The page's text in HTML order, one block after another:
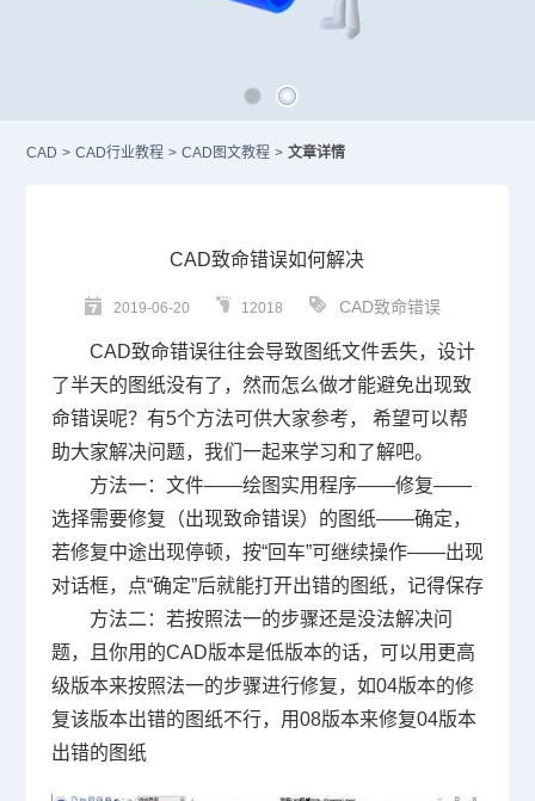
CAD > CAD行业教程 > CAD图文教程 > 文章详情
CAD致命错误如何解决
2019-06-20 12018 CAD致命错误
CAD致命错误往往会导致图纸文件丢失，设计
了半天的图纸没有了，然而怎么做才能避免出现致
命错误呢？有5个方法可供大家参考， 希望可以帮
助大家解决问题，我们一起来学习和了解吧。
方法一：文件——绘图实用程序——修复——
选择需要修复（出现致命错误）的图纸——确定，
若修复中途出现停顿，按“回车”可继续操作——出现
对话框，点“确定”后就能打开出错的图纸，记得保存
方法二：若按照法一的步骤还是没法解决问
题，且你用的CAD版本是低版本的话，可以用更高
级版本来按照法一的步骤进行修复，如04版本的修
复该版本出错的图纸不行，用08版本来修复04版本
出错的图纸